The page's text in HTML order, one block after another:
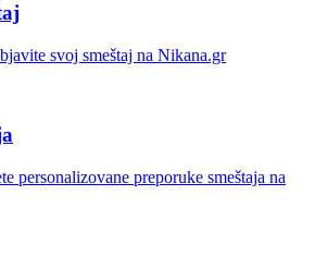
svoj smeštaj na Nikana.gr
personalizovane preporuke smeštaja na